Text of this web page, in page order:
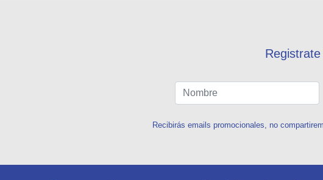
Recibirás emails promocionales, no